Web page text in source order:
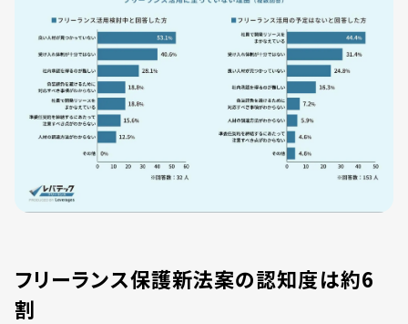
フリーランス保護新法案の認知度は約6
割